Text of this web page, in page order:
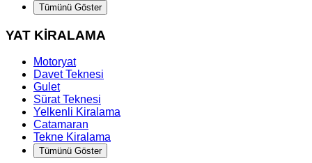
Tümünü Göster
YAT KİRALAMA
Motoryat
Davet Teknesi
Gulet
Sürat Teknesi
Yelkenli Kiralama
Catamaran
Tekne Kiralama
Tümünü Göster